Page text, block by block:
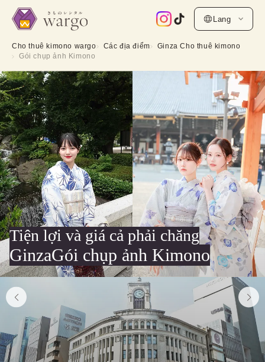
Lang
Cho thuê kimono wargo Các địa điểm
Ginza Cho thuê kimono
Gói chụp ảnh Kimono
Tiện lợi và giá cả phải chăng
GinzaGói chụp ảnh Kimono